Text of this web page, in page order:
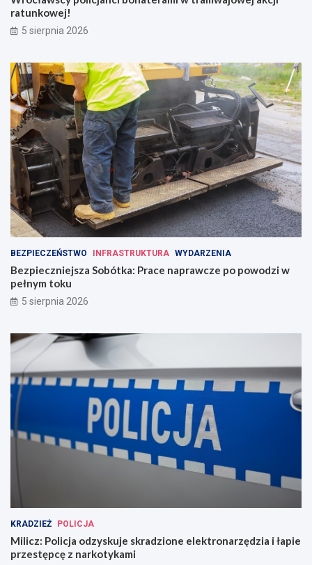
ratunkowej!
5 sierpnia 2026
BEZPIECZEŃSTWO INFRASTRUKTURA WYDARZENIA
Bezpieczniejsza Sobótka: Prace naprawcze po powodzi w
pełnym toku
5 sierpnia 2026
KRADZIEŻ POLICJA
Milicz: Policja odzyskuje skradzione elektronarzędzia i łapie
przestępcę z narkotykami